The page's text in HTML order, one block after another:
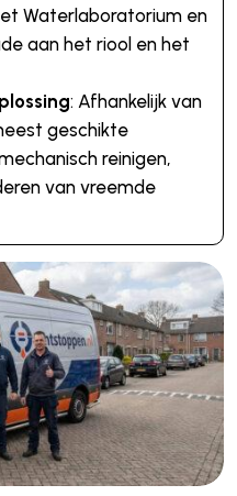
Waterlaboratorium en
aan het riool en het
: Afhankelijk van
geschikte
reinigen,
van vreemde